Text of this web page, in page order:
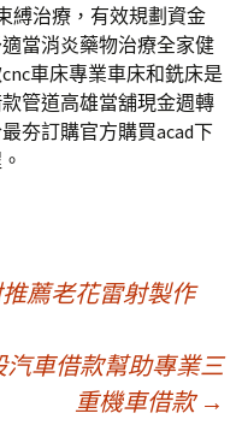
縛治療，有效規劃資金
當消炎藥物治療全家健
車床專業車床和銑床是
管道高雄當舖現金週轉
夯訂購官方購買acad下
薦老花雷射製作
車借款幫助專業三
重機車借款 →